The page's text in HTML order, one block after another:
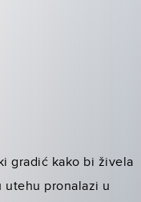
gradić kako bi živela
utehu pronalazi u